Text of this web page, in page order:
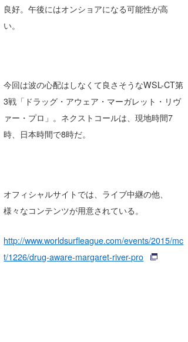
良好。午後にはオンショアになる可能性が高
い。
今回は波の心配はしなくて良さそうなWSL-CT第
3戦「ドラッグ・アウェア・マーガレット・リヴ
ァー・プロ」。ネクストコールは、現地時間7
時、日本時間で8時だ。
オフィシャルサイトでは、ライブ中継の他、
様々なコンテンツが用意されている。
http://www.worldsurfleague.com/events/2015/mc
t/1226/drug-aware-margaret-river-pro